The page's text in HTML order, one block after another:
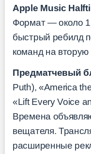
Apple Music
Формат — около
быстрый ребилд
команд на вторую
Предматчевый
Puth), «America
«Lift Every Voice
Времена
вещателя.
расширенные